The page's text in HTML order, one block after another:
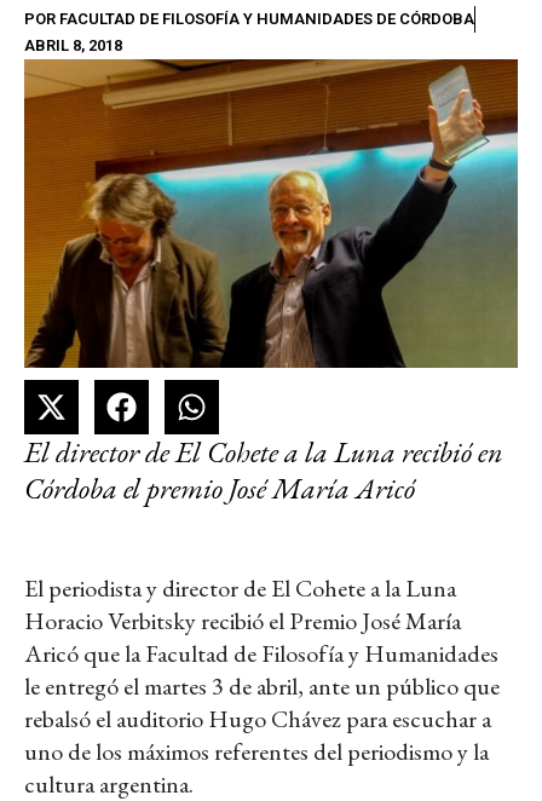
POR FACULTAD DE FILOSOFÍA Y HUMANIDADES DE CÓRDOBA
ABRIL 8, 2018
El director de El Cohete a la Luna recibió en
Córdoba el premio José María Aricó
El periodista y director de El Cohete a la Luna
Horacio Verbitsky recibió el Premio José María
Aricó que la Facultad de Filosofía y Humanidades
le entregó el martes 3 de abril, ante un público que
rebalsó el auditorio Hugo Chávez para escuchar a
uno de los máximos referentes del periodismo y la
cultura argentina.